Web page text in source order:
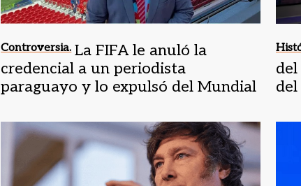
Controversia. La FIFA le anuló la
credencial a un periodista
paraguayo y lo expulsó del Mundial
del